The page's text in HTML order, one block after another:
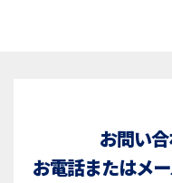
お問い合
お電話またはメ